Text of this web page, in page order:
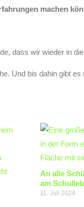
machen
dass wir wieder in
Und bis dahin gibt
An alle
am
11. Juli 2024